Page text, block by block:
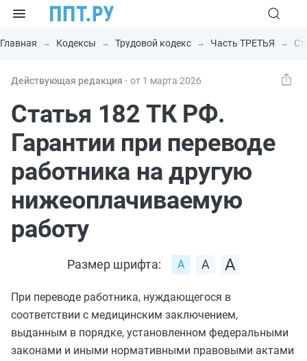
Главная Кодексы Трудовой кодекс Часть ТРЕТЬЯ
Действующая редакция ⸱ от 1 марта 2026
Статья 182 ТК РФ.
Гарантии при переводе
работника на другую
нижеоплачиваемую
работу
Размер шрифта:
При переводе работника, нуждающегося в
соответствии с медицинским заключением,
выданным в порядке, установленном федеральными
законами и иными нормативными правовыми актами